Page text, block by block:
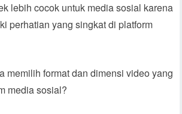
lebih cocok untuk media sosial karena
perhatian yang singkat di platform
memilih format dan dimensi video yang
media sosial?